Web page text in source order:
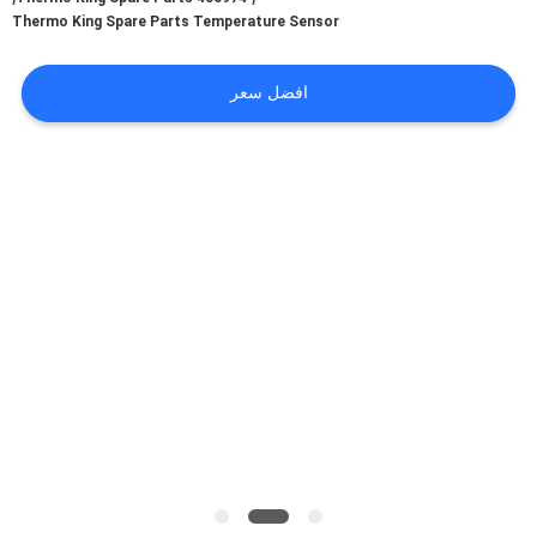
القضايا
Thermo King Spare Parts Temperature Sensor
افضل سعر